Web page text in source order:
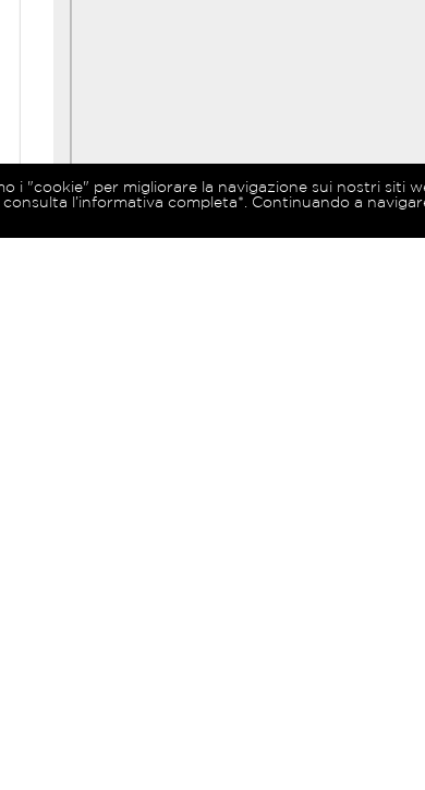
i "cookie" per migliorare la navigazione sui nostri siti
consulta l’informativa completa*. Continuando a